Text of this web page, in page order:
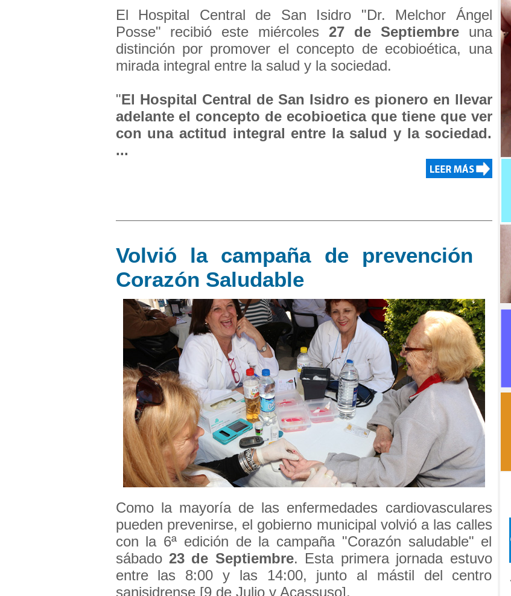
El Hospital Central de San Isidro "Dr. Melchor Ángel
Posse" recibió este miércoles 27 de Septiembreuna
distinción por promover el concepto de ecobioética, una
mirada integral entre la salud y la sociedad.
"El Hospital Central de San Isidro es pionero en llevar
adelante el concepto de ecobioetica que tiene que ver
con una actitud integral entre la salud y la sociedad.
...
Volvió la campaña de prevención
Corazón Saludable
Como la mayoría de las enfermedades cardiovasculares
pueden prevenirse, el gobierno municipal volvió a las calles
con la 6ª edición de la campaña "Corazón saludable" el
sábado 23 de Septiembre. Esta primera jornada estuvo
entre las 8:00 y las 14:00, junto al mástil del centro
sanisidrense [9 de Julio y Acassuso].